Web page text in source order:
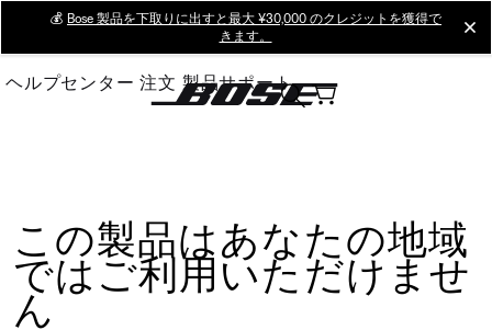
Main
💰 Bose 製品を下取りに出すと最大 ¥30,000 のクレジットを獲得で
きます。
ヘルプセンター 注文 製品サポート
この製品はあなたの地域
ではご利用いただけませ
ん